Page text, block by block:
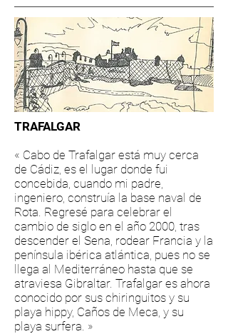
TRAFALGAR
« Cabo de Trafalgar está muy cerca
de Cádiz, es el lugar donde fui
concebida, cuando mi padre,
ingeniero, construía la base naval de
Rota. Regresé para celebrar el
cambio de siglo en el año 2000, tras
descender el Sena, rodear Francia y la
península ibérica atlántica, pues no se
llega al Mediterráneo hasta que se
atraviesa Gibraltar. Trafalgar es ahora
conocido por sus chiringuitos y su
playa hippy, Caños de Meca, y su
playa surfera. »